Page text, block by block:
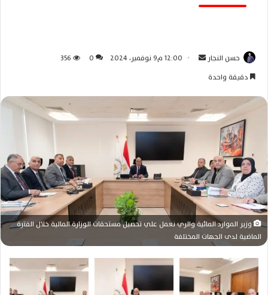
حسن النجار
ب
د
ا
إ
ل
ك
ت
ر
و
ن
12:00 م9 نوفمبر، 2024 0
356
دقيقة واحدة
وزير الموارد المائية والري نعمل علي تحصيل مستحقات الوزارة المالية خلال الفترة
الماضية لدى الجهات المختلفة